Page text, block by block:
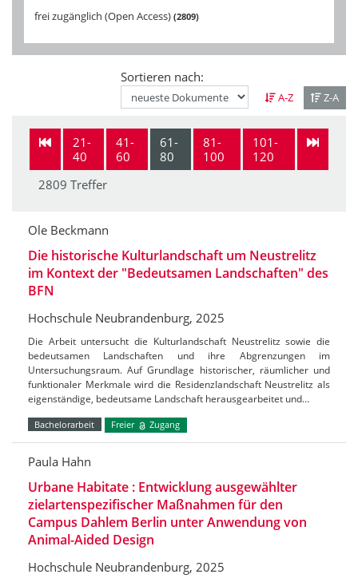
frei zugänglich (Open Access) 2809
Sortieren nach:
A-Z Z-A
21-
40
41-
60
61-
80
81-
100
101-
120
2809 Treffer
Ole Beckmann
Die historische Kulturlandschaft um Neustrelitz
im Kontext der "Bedeutsamen Landschaften" des
BFN
Hochschule Neubrandenburg, 2025
Die Arbeit untersucht die Kulturlandschaft Neustrelitz sowie die
bedeutsamen Landschaften und ihre Abgrenzungen im
Untersuchungsraum. Auf Grundlage historischer, räumlicher und
funktionaler Merkmale wird die Residenzlandschaft Neustrelitz als
eigenständige, bedeutsame Landschaft herausgearbeitet und…
Bachelorarbeit Freier Zugang
Paula Hahn
Urbane Habitate : Entwicklung ausgewählter
zielartenspezifischer Maßnahmen für den
Campus Dahlem Berlin unter Anwendung von
Animal-Aided Design
Hochschule Neubrandenburg, 2025